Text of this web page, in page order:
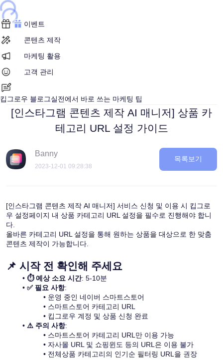
이벤트
콘텐츠 제작
마케팅 활용
고객 관리
킵그로우 블로그실전에서 바로 쓰는 마케팅 팁
[인스타그램 콘텐츠 제작 AI 매니저] 상품 카
테고리 URL 설정 가이드
Banny
2023-12-01 09:28:38
목록보기
[인스타그램 콘텐츠 제작 AI 매니저] 서비스 신청 및 이용 시 킵그로
우 설정페이지 내 상품 카테고리 URL 설정을 필수로 진행해야 합니
다.
올바른 카테고리 URL 설정을 통해 원하는 상품을 대상으로 한 맞춤
콘텐츠 제작이 가능합니다.
📌 시작 전 확인해 주세요
⏱️ 예상 소요 시간: 5-10분
✅ 필요 사항:
운영 중인 네이버 스마트스토어
스마트스토어 카테고리 URL
킵그로우 계정 및 상품 신청 완료
⚠️ 주의 사항:
스마트스토어 카테고리 URL만 이용 가능
자사몰 URL 및 쇼핑윈도 등의 URL은 이용 불가
전체상품 카테고리의 인기순 필터링 URL을 권장